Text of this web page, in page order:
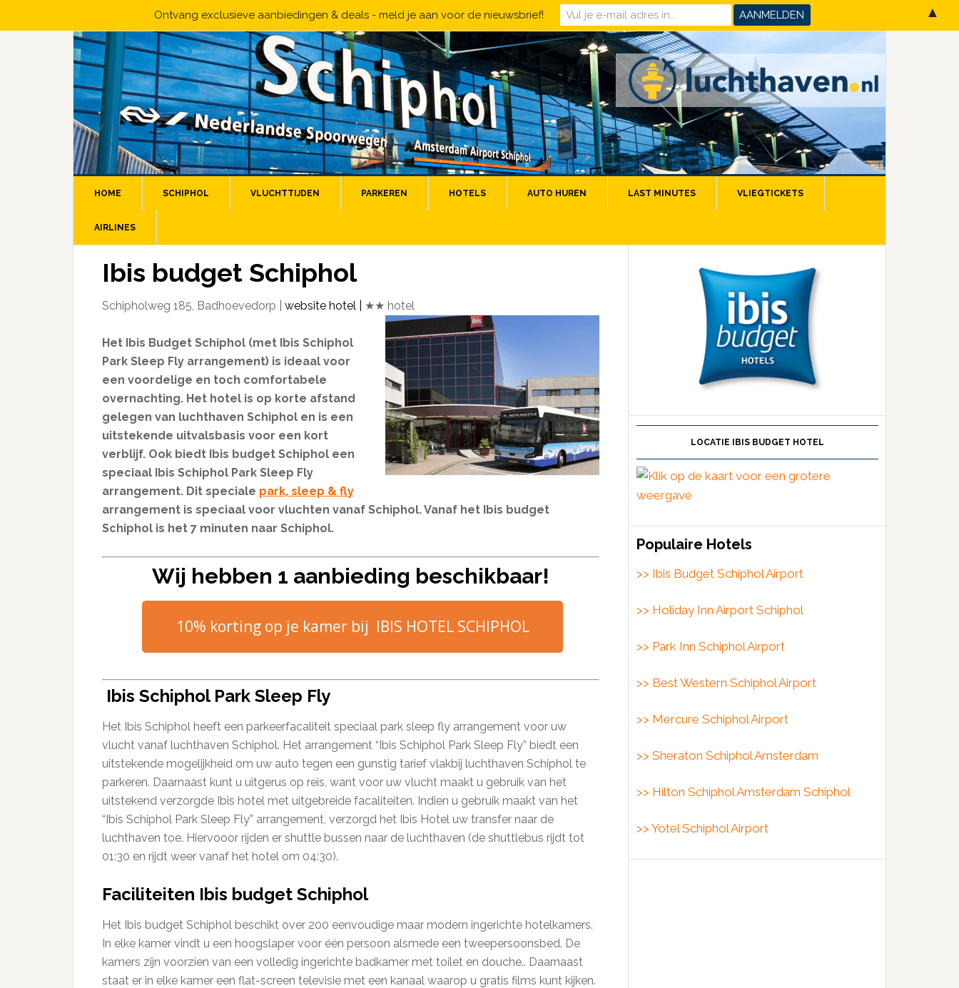
HOME SCHIPHOL VLUCHTTIJDEN PARKEREN HOTELS AUTO HUREN LAST MINUTES VLIEGTICKETS
AIRLINES
Ibis budget Schiphol
Schipholweg 185, Badhoevedorp | website hotel ★★ hotel
Het Ibis Budget Schiphol (met Ibis Schiphol
Park Sleep Fly arrangement) is ideaal voor
een voordelige en toch comfortabele
overnachting. Het hotel is op korte afstand
gelegen van luchthaven Schiphol en is een
uitstekende uitvalsbasis voor een kort
verblijf. Ook biedt Ibis budget Schiphol een
speciaal Ibis Schiphol Park Sleep Fly
arrangement. Dit speciale park, sleep & fly
arrangement is speciaal voor vluchten vanaf Schiphol. Vanaf het Ibis budget
Schiphol is het 7 minuten naar Schiphol.
Wij hebben 1 aanbieding beschikbaar!
10% korting op je kamer bij IBIS HOTEL SCHIPHOL
Ibis Schiphol Park Sleep Fly
Het Ibis Schiphol heeft een parkeerfacaliteit speciaal park sleep fly arrangement voor uw
vlucht vanaf luchthaven Schiphol. Het arrangement “Ibis Schiphol Park Sleep Fly” biedt een
uitstekende mogelijkheid om uw auto tegen een gunstig tarief vlakbij luchthaven Schiphol te
parkeren. Daarnaast kunt u uitgerus op reis, want voor uw vlucht maakt u gebruik van het
uitstekend verzorgde Ibis hotel met uitgebreide facaliteiten. Indien u gebruik maakt van het
“Ibis Schiphol Park Sleep Fly” arrangement, verzorgd het Ibis Hotel uw transfer naar de
luchthaven toe. Hiervooor rijden er shuttle bussen naar de luchthaven (de shuttlebus rijdt tot
01:30 en rijdt weer vanaf het hotel om 04:30).
Faciliteiten Ibis budget Schiphol
Het Ibis budget Schiphol beschikt over 200 eenvoudige maar modern ingerichte hotelkamers.
In elke kamer vindt u een hoogslaper voor één persoon alsmede een tweepersoonsbed. De
kamers zijn voorzien van een volledig ingerichte badkamer met toilet en douche.. Daarnaast
staat er in elke kamer een flat-screen televisie met een kanaal waarop u gratis films kunt kijken.
LOCATIE IBIS BUDGET HOTEL
Populaire Hotels
>> Ibis Budget Schiphol Airport
>> Holiday Inn Airport Schiphol
>> Park Inn Schiphol Airport
>> Best Western Schiphol Airport
>> Mercure Schiphol Airport
>> Sheraton Schiphol Amsterdam
>> Hilton Schiphol Amsterdam Schiphol
>> Yotel Schiphol Airport
Ontvang exclusieve aanbiedingen & deals - meld je aan voor de nieuwsbrief! ▲